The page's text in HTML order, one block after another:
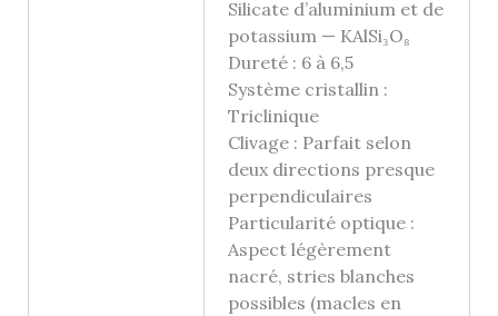
Silicate d’aluminium et de
potassium — KAlSi₃O₈
Dureté : 6 à 6,5
Système cristallin :
Triclinique
Clivage : Parfait selon
deux directions presque
perpendiculaires
Particularité optique :
Aspect légèrement
nacré, stries blanches
possibles (macles en